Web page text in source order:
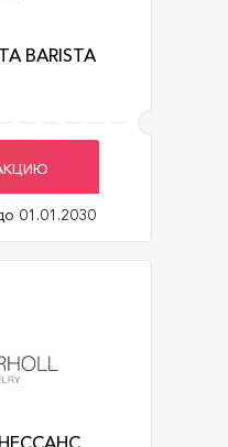
BARISTA
01.01.2030